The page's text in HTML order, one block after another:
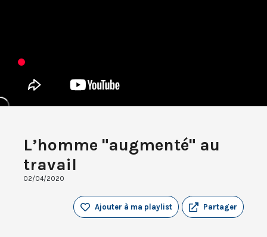
L’homme "augmenté" au
travail
02/04/2020
Partager
Ajouter à ma playlist